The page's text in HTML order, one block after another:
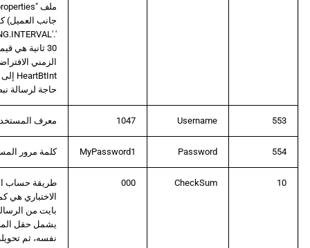
جانب العميل)
30 ثانية هي
الزمني
حاجة لرسالة
553
Username
1047 معرف
554
Password
MyPassword1 كلمة مرور
10
CheckSum
000
طريقة حساب
الاختباري هي
بايت من
يشمل حقل
نفسه، ثم